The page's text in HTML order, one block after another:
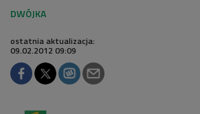
ostatnia aktualizacja:
09.02.2012 09:09